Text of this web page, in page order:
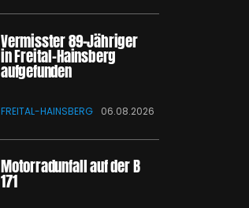
Vermisster 89-Jähriger
in Freital-Hainsberg
aufgefunden
FREITAL-HAINSBERG 06.08.2026
Motorradunfall auf der B
171